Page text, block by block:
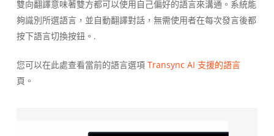
雙向翻譯意味著雙方都可以使用自己偏好的語言來溝通。系統能
夠識別所選語言，並自動翻譯對話，無需使用者在每次發言後都
按下語言切換按鈕。.
您可以在此處查看當前的語言選項 Transync AI 支援的語言
頁。